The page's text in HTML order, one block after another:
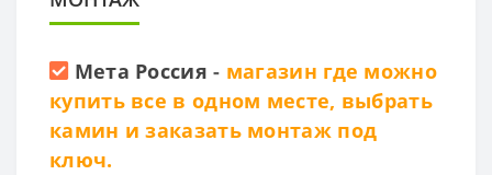
Мета Россия - магазин где можно
купить все в одном месте, выбрать
камин и заказать монтаж под
ключ.